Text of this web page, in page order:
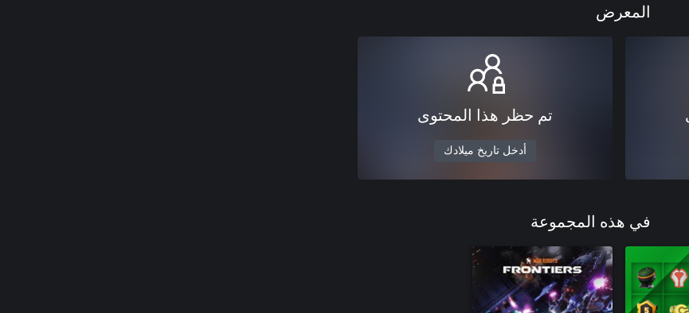
المعرض
تم حظر هذا المحتوى
أدخل تاريخ ميلادك
في هذه المجموعة